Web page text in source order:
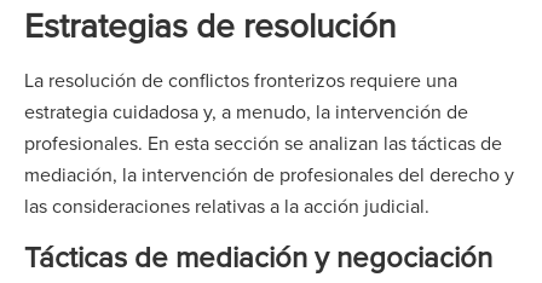
Estrategias de resolución
La resolución de conflictos fronterizos requiere una
estrategia cuidadosa y, a menudo, la intervención de
profesionales. En esta sección se analizan las tácticas de
mediación, la intervención de profesionales del derecho y
las consideraciones relativas a la acción judicial.
Tácticas de mediación y negociación